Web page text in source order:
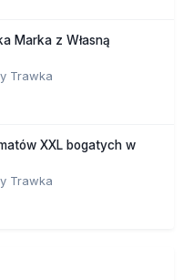
Marka z Własną
Trawka
XXL bogatych w
Trawka